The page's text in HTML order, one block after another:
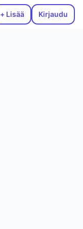
+ Lisää Kirjaudu